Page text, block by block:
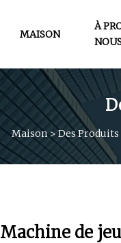
MAISON
À
Maison>Des Produits
Machine de